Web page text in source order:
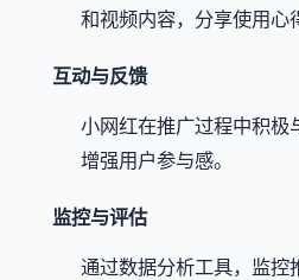
和视频内容，分享使用心
互动与反馈
小网红在推广过程中积极
增强用户参与感。
监控与评估
通过数据分析工具，监控